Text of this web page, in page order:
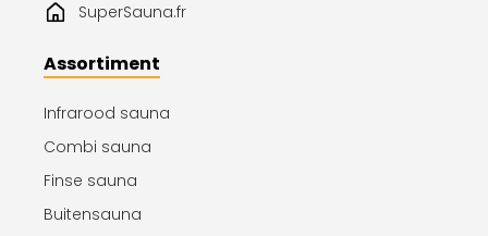
SuperSauna.fr
Assortiment
Infrarood sauna
Combi sauna
Finse sauna
Buitensauna